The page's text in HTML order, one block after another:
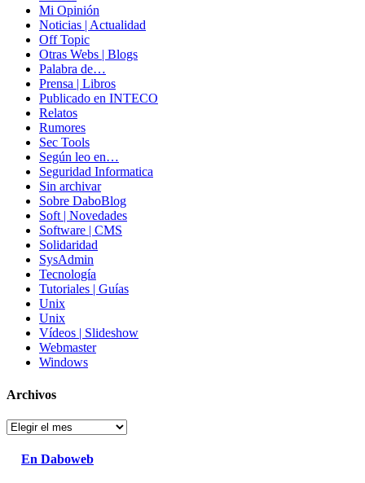
Mi Opinión
Noticias | Actualidad
Off Topic
Otras Webs | Blogs
Palabra de…
Prensa | Libros
Publicado en INTECO
Relatos
Rumores
Sec Tools
Según leo en…
Seguridad Informatica
Sin archivar
Sobre DaboBlog
Soft | Novedades
Software | CMS
Solidaridad
SysAdmin
Tecnología
Tutoriales | Guías
Unix
Unix
Vídeos | Slideshow
Webmaster
Windows
Archivos
Archivos
En Daboweb